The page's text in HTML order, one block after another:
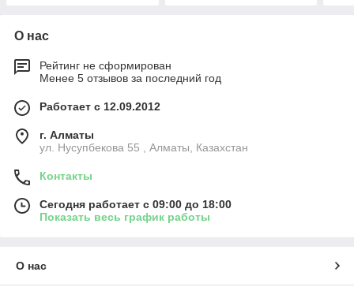
О нас
Рейтинг не сформирован
Менее 5 отзывов за последний год
Работает с 12.09.2012
г. Алматы
ул. Нусупбекова 55 , Алматы, Казахстан
Контакты
Сегодня работает с 09:00 до 18:00
Показать весь график работы
О нас